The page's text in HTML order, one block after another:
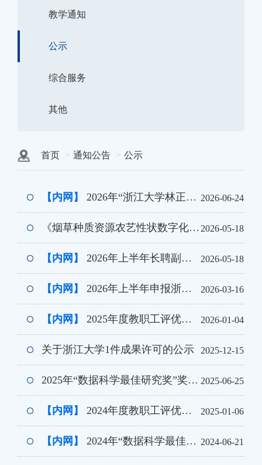
教学通知
公示
综合服务
其他
首页 通知公告 公示
2026-06-24
【内网】 2026年“浙江大学林正炎奖学金”获奖名单公示
2026-05-18
《烟草种质资源农艺性状数字化精准鉴定、基因挖掘及应用》 成果报奖公示
2026-05-18
【内网】 2026年上半年长聘副教授学院评审会通过名单公示
2026-03-16
【内网】 2026年上半年申报浙江大学长聘教职教师业绩公示
2026-01-04
【内网】 2025年度教职工评优结果公示
2025-12-15
关于浙江大学1件成果许可的公示
2025-06-25
2025年“数据科学最佳研究奖”奖学金获奖名单公示
2025-01-06
【内网】 2024年度教职工评优结果公示
2024-06-21
【内网】 2024年“数据科学最佳研究奖”奖学金获奖名单公示